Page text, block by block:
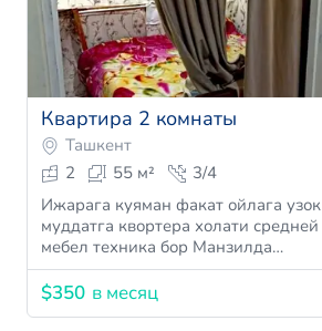
Квартира 2 комнаты
Ташкент
2
55 м²
3/4
Ижарага куяман факат ойлага узок
муддатга квортера холати средней
мебел техника бор Манзилда…
$350 в месяц